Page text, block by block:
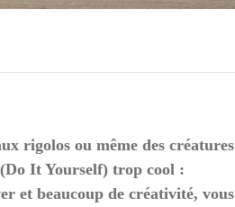
rigolos ou même des créatures
It Yourself) trop cool :
et beaucoup de créativité, vous